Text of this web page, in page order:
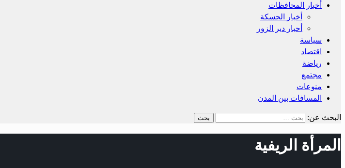
أخبار المحافظات
أخبار الحسكة
أحبار دير الزور
سياسة
اقتصاد
رياضة
مجتمع
منوعات
المسافات بين المدن
البحث عن:
المرأة الريفية